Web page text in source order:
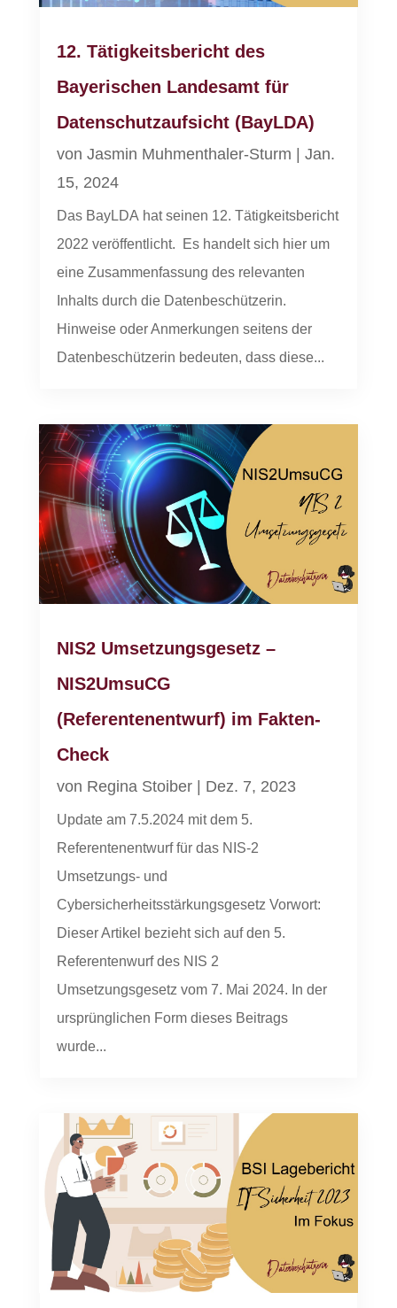
12. Tätigkeitsbericht des
Bayerischen Landesamt für
Datenschutzaufsicht (BayLDA)
von Jasmin Muhmenthaler-Sturm | Jan.
15, 2024
Das BayLDA hat seinen 12. Tätigkeitsbericht
2022 veröffentlicht. Es handelt sich hier um
eine Zusammenfassung des relevanten
Inhalts durch die Datenbeschützerin.
Hinweise oder Anmerkungen seitens der
Datenbeschützerin bedeuten, dass diese...
NIS2 Umsetzungsgesetz –
NIS2UmsuCG
(Referentenentwurf) im Fakten-
Check
von Regina Stoiber| Dez. 7, 2023
Update am 7.5.2024 mit dem 5.
Referentenentwurf für das NIS-2
Umsetzungs- und
Cybersicherheitsstärkungsgesetz Vorwort:
Dieser Artikel bezieht sich auf den 5.
Referentenwurf des NIS 2
Umsetzungsgesetz vom 7. Mai 2024. In der
ursprünglichen Form dieses Beitrags
wurde...